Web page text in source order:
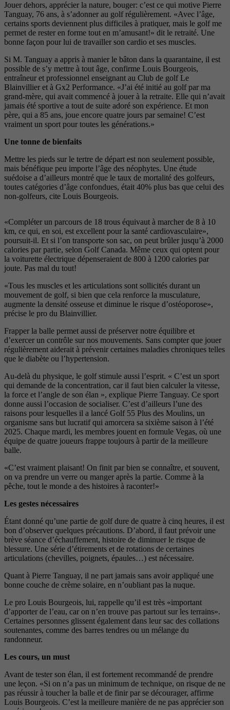
Jouer dehors, apprécier la nature, bouger: c’est ce qui motive Pierre
Tanguay, 76 ans, à s’adonner au golfrégulièrement. «Avec l’âge,
certains sports deviennent plus difficiles à pratiquer, mais le golf me
permet de rester en forme tout en m’amusant!» dit le retraité. Une
bonne façon pour lui de travailler son cardio et ses muscles.
Si M. Tanguay a appris à manier le bâton dans la quarantaine, il est
possible de s’y mettre à tout âge, confirme Louis Bourgeois,
entraîneur et professionnel enseignant au Club de golf Le
Blainvillier et à Gx2 Performance. «J’ai été initié au golf par ma
grand-mère, qui avait commencé à jouer à la retraite. Elle qui n’avait
jamais été sportive a tout de suite adoré son expérience. Et mon
père, qui a 85 ans, joue encore quatre jours par semaine! C’est
vraiment un sport pour toutes les générations.»
Une tonne de bienfaits
Mettre les pieds sur le tertre de départ est non seulement possible,
mais bénéfique peu importe l’âge des néophytes. Une étude
suédoise a d’ailleurs montré que le taux de mortalité des golfeurs,
toutes catégories d’âge confondues, était 40% plus bas que celui des
non-golfeurs, cite Louis Bourgeois.
«Compléter un parcours de 18 trous équivaut à marcher de 8 à 10
km, ce qui, en soi, est excellent pour la santé cardiovasculaire»,
poursuit-il. Et si l’on transporte son sac, on peut brûler jusqu’à 2000
calories par partie, selon Golf Canada. Même ceux qui optent pour
la voiturette électrique dépenseraient de 800 à 1200 calories par
joute. Pas mal du tout!
«Tous les muscles et les articulations sont sollicités durant un
mouvement de golf, si bien que cela renforce la musculature,
augmente la densité osseuse et diminue le risque d’ostéoporose»,
précise le pro du Blainvillier.
Frapper la balle permet aussi de préserver notre équilibre et
d’exercer un contrôle sur nos mouvements. Sans compter que jouer
régulièrement aiderait à prévenir certaines maladies chroniques telles
que le diabète ou l’hypertension.
Au-delà du physique, le golf stimule aussi l’esprit. « C’est un sport
qui demande de la concentration, car il faut bien calculer la vitesse,
la force et l’angle de son élan », explique Pierre Tanguay. Ce sport
donne aussi l’occasion de socialiser. C’est d’ailleurs l’une des
raisons pour lesquelles il a lancé Golf 55 Plus des Moulins, un
organisme sans but lucratif qui amorcera sa sixième saison à l’été
2025. Chaque mardi, les membres jouent en formule Vegas, où une
équipe de quatre joueurs frappe toujours à partir de la meilleure
balle.
«C’est vraiment plaisant! On finit par bien se connaître, et souvent,
on va prendre un verre ou manger après la partie. Comme à la
pêche, tout le monde a des histoires à raconter!»
Les gestes nécessaires
Étant donné qu’une partie de golf dure de quatre à cinq heures, il est
bon d’observer quelques précautions. D’abord, il faut prévoir une
brève séance d’échauffement, histoire de diminuer le risque de
blessure. Une série d’étirements et de rotations de certaines
articulations (chevilles, poignets, épaules…) est nécessaire.
Quant à Pierre Tanguay, il ne part jamais sans avoir appliqué une
bonne couche de crème solaire, en n’oubliant pas la nuque.
Le pro Louis Bourgeois, lui, rappelle qu’il est très «important
d’apporter de l’eau, car on n’en trouve pas partout sur les terrains».
Certaines personnes glissent également dans leur sac des collations
soutenantes, comme des barres tendres ou un mélange du
randonneur.
Les cours, un must
Avant de tester son élan, il est fortement recommandé de prendre
une leçon. «Si on n’a pas un minimum de technique, on risque de ne
pas réussir à toucher la balle et de finir par se décourager, affirme
Louis Bourgeois. C’est la meilleure manière de ne pas apprécier son